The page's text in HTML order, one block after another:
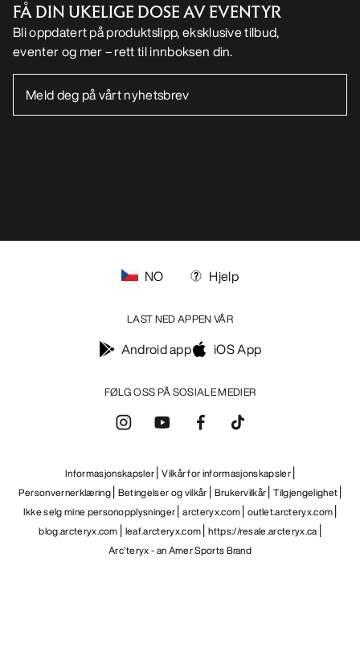
FÅ DIN UKELIGE DOSE AV EVENTYR
Bli oppdatert på produktslipp, eksklusive tilbud,
eventer og mer – rett til innboksen din.
FØLG OSS PÅ SOSIALE MEDIER
NO Hjelp
LAST NED APPEN VÅR
Android app iOS App
Informasjonskapsler Vilkår for informasjonskapsler
Personvernerklæring Betingelser og vilkår Brukervilkår Tilgjengelighet
Ikke selg mine personopplysninger arcteryx.com outlet.arcteryx.com
blog.arcteryx.com leaf.arcteryx.com https://resale.arcteryx.ca
Arc'teryx - an Amer Sports Brand